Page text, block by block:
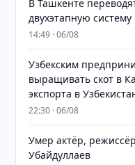
В Ташкенте
двухэтапную систему
14:49 · 06/08
Узбекским
выращивать скот в
экспорта в
22:30 · 06/08
Умер актёр,
Убайдуллаев